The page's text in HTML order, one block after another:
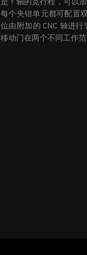
每个夹钳单元都可配置
位由附加的 CNC 轴进
移动门在两个不同工作